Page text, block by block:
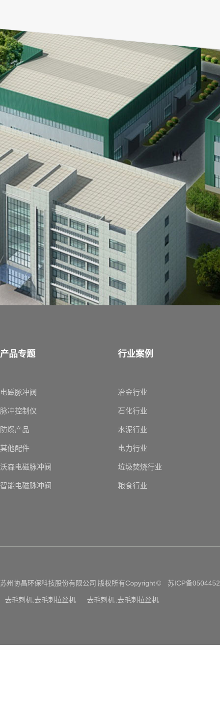
产品专题
电磁脉冲阀
脉冲控制仪
防爆产品
其他配件
沃森电磁脉冲阀
智能电磁脉冲阀
行业案例
冶金行业
石化行业
水泥行业
电力行业
垃圾焚烧行业
粮食行业
苏州协昌环保科技股份有限公司 版权所有Copyright © 苏ICP备
去毛刺机,去毛刺拉丝机 去毛刺机 ,去毛刺拉丝机